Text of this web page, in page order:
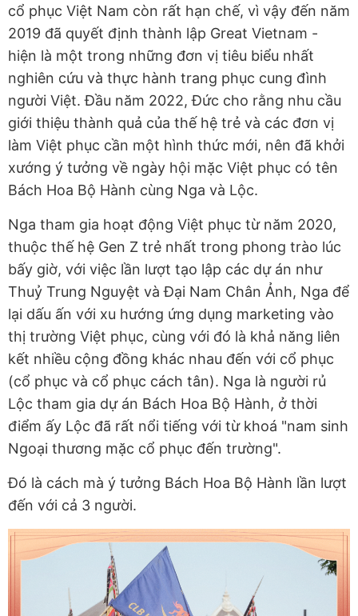
cổ phục Việt Nam còn rất hạn chế, vì vậy đến năm
2019 đã quyết định thành lập Great Vietnam -
hiện là một trong những đơn vị tiêu biểu nhất
nghiên cứu và thực hành trang phục cung đình
người Việt. Đầu năm 2022, Đức cho rằng nhu cầu
giới thiệu thành quả của thế hệ trẻ và các đơn vị
làm Việt phục cần một hình thức mới, nên đã khởi
xướng ý tưởng về ngày hội mặc Việt phục có tên
Bách Hoa Bộ Hành cùng Nga và Lộc.
Nga tham gia hoạt động Việt phục từ năm 2020,
thuộc thế hệ Gen Z trẻ nhất trong phong trào lúc
bấy giờ, với việc lần lượt tạo lập các dự án như
Thuỷ Trung Nguyệt và Đại Nam Chân Ảnh, Nga để
lại dấu ấn với xu hướng ứng dụng marketing vào
thị trường Việt phục, cùng với đó là khả năng liên
kết nhiều cộng đồng khác nhau đến với cổ phục
(cổ phục và cổ phục cách tân). Nga là người rủ
Lộc tham gia dự án Bách Hoa Bộ Hành, ở thời
điểm ấy Lộc đã rất nổi tiếng với từ khoá "nam sinh
Ngoại thương mặc cổ phục đến trường".
Đó là cách mà ý tưởng Bách Hoa Bộ Hành lần lượt
đến với cả 3 người.